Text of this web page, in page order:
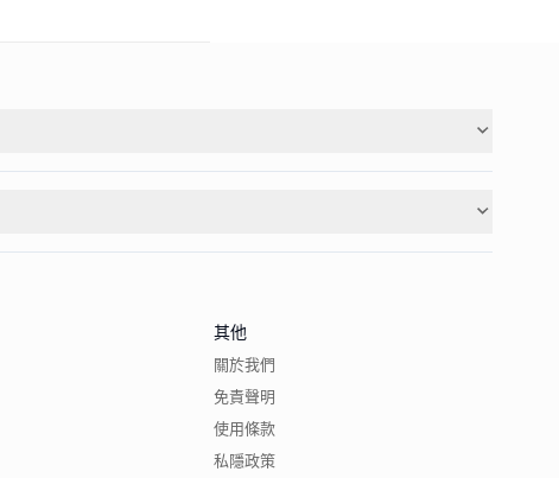
其他
關於我們
免責聲明
使用條款
私隱政策